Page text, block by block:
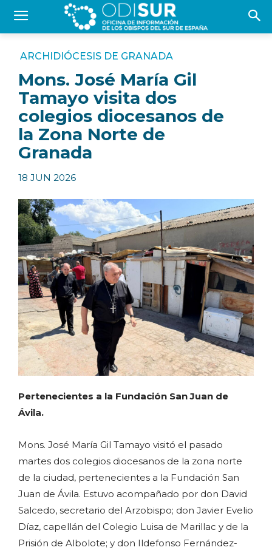
ARCHIDIÓCESIS DE GRANADA
Mons. José María Gil
Tamayo visita dos
colegios diocesanos de
la Zona Norte de
Granada
18 JUN 2026
Pertenecientes a la Fundación San Juan de
Ávila.
Mons. José María Gil Tamayo visitó el pasado
martes dos colegios diocesanos de la zona norte
de la ciudad, pertenecientes a la Fundación San
Juan de Ávila. Estuvo acompañado por don David
Salcedo, secretario del Arzobispo; don Javier Evelio
Díaz, capellán del Colegio Luisa de Marillac y de la
Prisión de Albolote; y don Ildefonso Fernández-